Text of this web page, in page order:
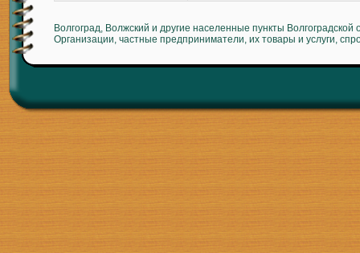
Волгоград, Волжский и другие населенные пункты Волгоградской
Организации, частные предприниматели, их товары и услуги,